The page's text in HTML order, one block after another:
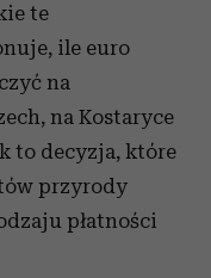
te
ile euro
na
na Kostaryce
to decyzja, które
przyrody
płatności